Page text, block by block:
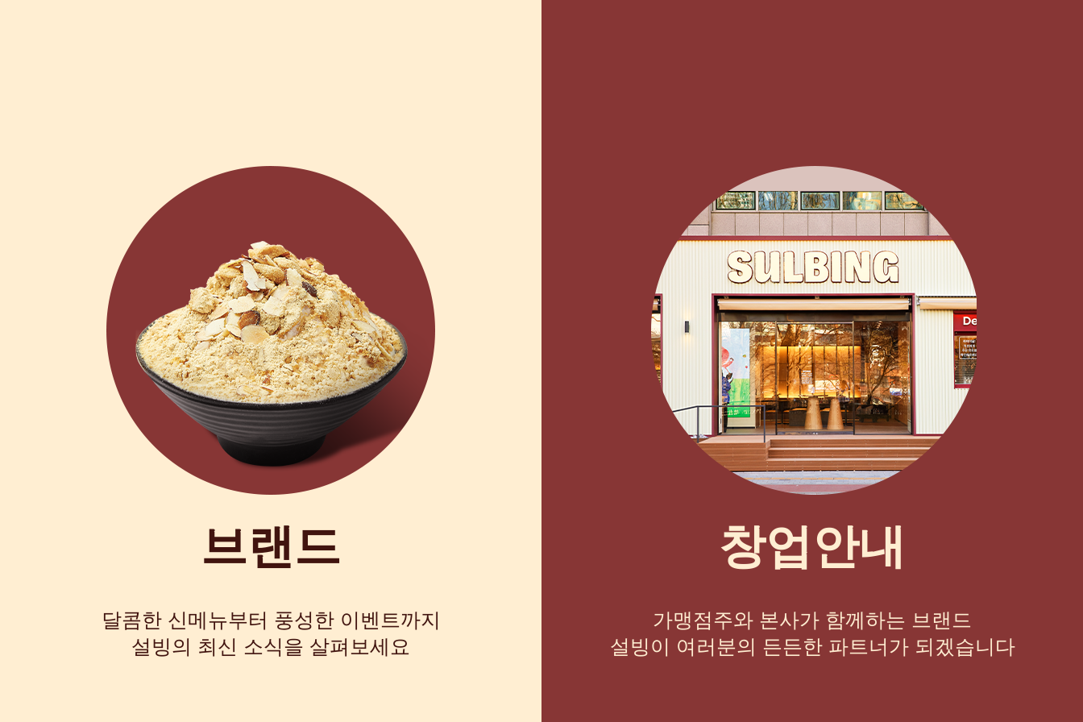
브랜드
달콤한 신메뉴부터 풍성한 이벤트까지
설빙의 최신 소식을 살펴보세요
창업안내
가맹점주와 본사가 함께하는 브랜드
설빙이 여러분의 든든한 파트너가 되겠습니다